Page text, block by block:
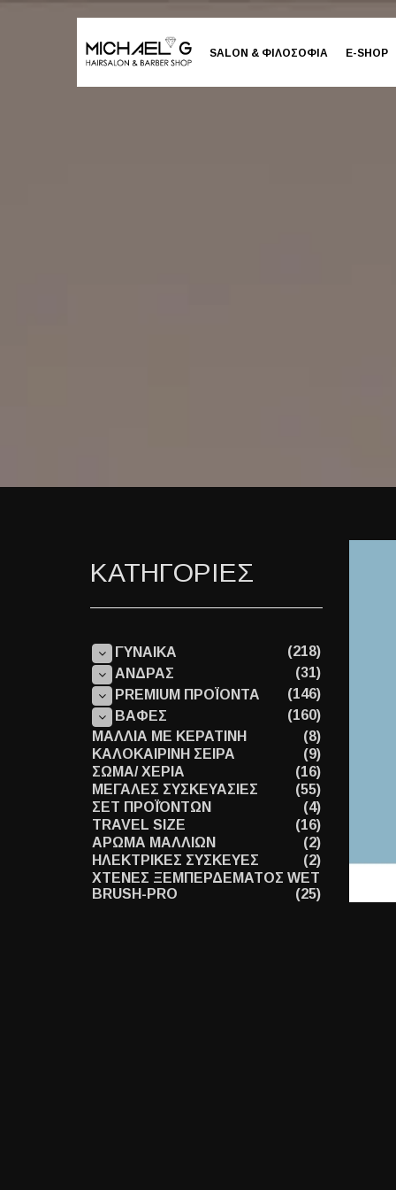
SALON & ΦΙΛΟΣΟΦΙΑ E-SHOP
ΚΑΤΗΓΟΡΙΕΣ
ΓΥΝΑΙΚΑ
(218)
ΑΝΔΡΑΣ
(31)
PREMIUM ΠΡΟΪΟΝΤΑ
(146)
ΒΑΦΕΣ
(160)
ΜΑΛΛΙΑ ΜΕ ΚΕΡΑΤΙΝΗ
(8)
ΚΑΛΟΚΑΙΡΙΝΗ ΣΕΙΡΑ
(9)
ΣΩΜΑ/ ΧΕΡΙΑ
(16)
ΜΕΓΑΛΕΣ ΣΥΣΚΕΥΑΣΙΕΣ
(55)
ΣΕΤ ΠΡΟΪΌΝΤΩΝ
(4)
TRAVEL SIZE
(16)
ΑΡΩΜΑ ΜΑΛΛΙΩΝ
(2)
ΗΛΕΚΤΡΙΚΕΣ ΣΥΣΚΕΥΕΣ
(2)
ΧΤΕΝΕΣ ΞΕΜΠΕΡΔΕΜΑΤΟΣ WET
BRUSH-PRO
(25)